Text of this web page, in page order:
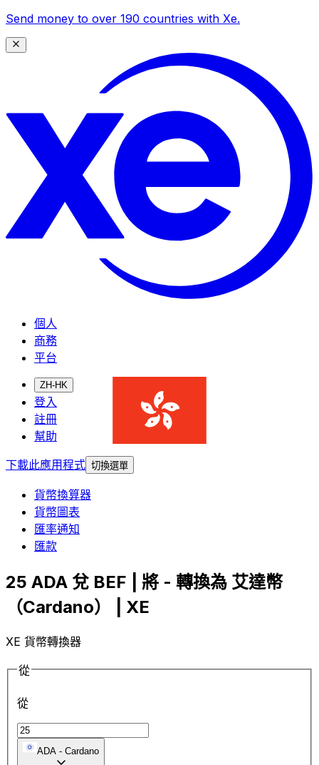
Send money to over 190 countries with Xe.
個人
商務
平台
ZH-HK
登入
註冊
幫助
下載此應用程式 切換選單
貨幣換算器
貨幣圖表
匯率通知
匯款
25 ADA 兌 BEF | 將 - 轉換為 艾達幣
（Cardano） | XE
XE 貨幣轉換器
從
從
ADA - Cardano